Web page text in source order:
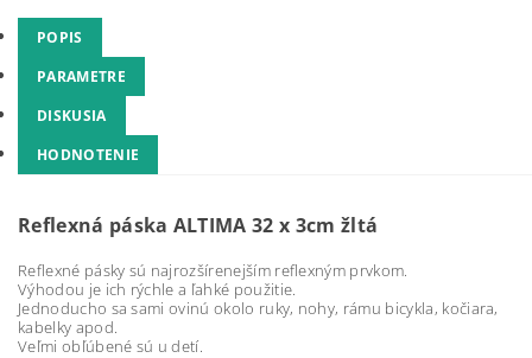
POPIS
PARAMETRE
DISKUSIA
HODNOTENIE
Reflexná páska ALTIMA 32 x 3cm žltá
Reflexné pásky sú najrozšírenejším reflexným prvkom.
Výhodou je ich rýchle a ľahké použitie.
Jednoducho sa sami ovinú okolo ruky, nohy, rámu bicykla, kočiara,
kabelky apod.
Veľmi obľúbené sú u detí.